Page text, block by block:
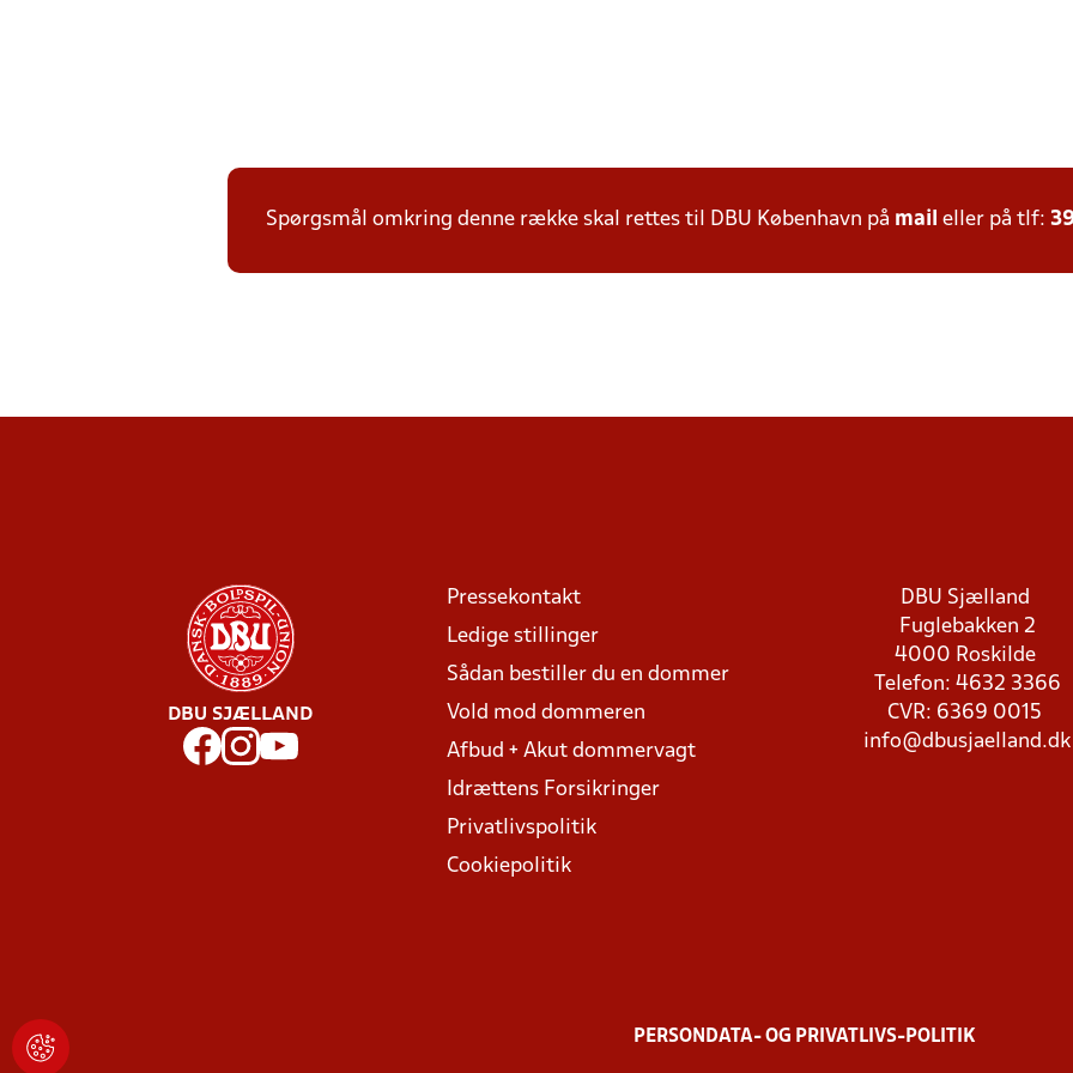
Spørgsmål omkring denne række skal rettes til DBU København på mail eller på tlf:
DBU SJÆLLAND
Pressekontakt
Ledige stillinger
Sådan bestiller du en dommer
Vold mod dommeren
Afbud + Akut dommervagt
Idrættens Forsikringer
Privatlivspolitik
Cookiepolitik
DBU Sjælland
Fuglebakken 2
4000 Roskilde
Telefon: 4632 3366
CVR: 6369 0015
info@dbusjaelland.dk
PERSONDATA- OG PRIVATLIVS-POLITIK